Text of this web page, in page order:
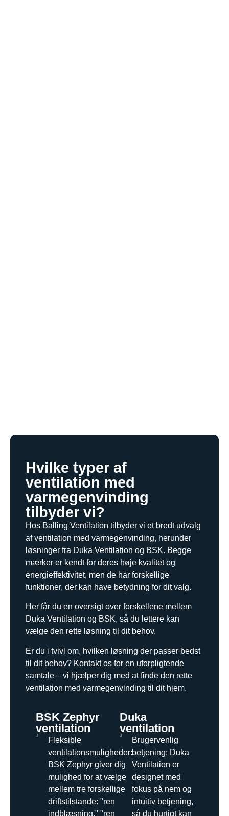
Hvilke typer af
ventilation med
varmegenvinding
tilbyder vi?
Hos Balling Ventilation tilbyder vi et bredt udvalg
af ventilation med varmegenvinding, herunder
løsninger fra Duka Ventilation og BSK. Begge
mærker er kendt for deres høje kvalitet og
energieffektivitet, men de har forskellige
funktioner, der kan have betydning for dit valg.
Her får du en oversigt over forskellene mellem
Duka Ventilation og BSK, så du lettere kan
vælge den rette løsning til dit behov.
Er du i tvivl om, hvilken løsning der passer bedst
til dit behov? Kontakt os for en uforpligtende
samtale – vi hjælper dig med at finde den rette
ventilation med varmegenvinding til dit hjem.
BSK Zephyr
ventilation
Fleksible
ventilationsmuligheder:
BSK Zephyr giver dig
mulighed for at vælge
mellem tre forskellige
driftstilstande: "ren
indblæsning," "ren
Duka
ventilation
Brugervenlig
betjening: Duka
Ventilation er
designet med
fokus på nem og
intuitiv betjening,
så du hurtigt kan